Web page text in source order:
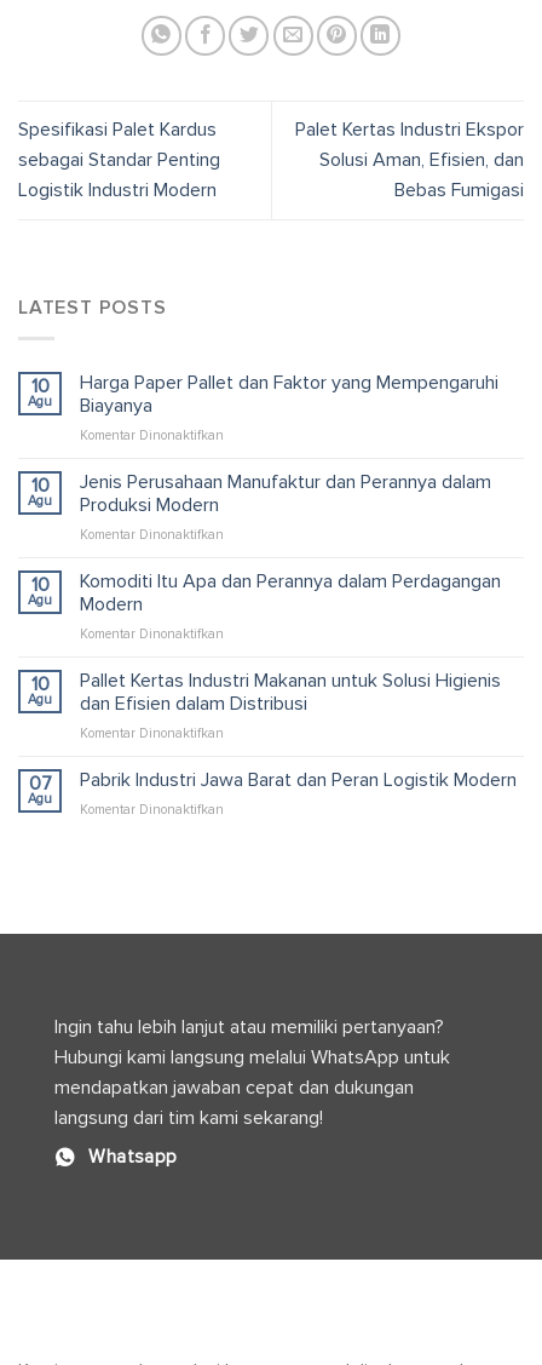
Spesifikasi Palet Kardus
sebagai Standar Penting
Logistik Industri Modern
Palet Kertas Industri Ekspor
Solusi Aman, Efisien, dan
Bebas Fumigasi
LATEST POSTS
10
Agu
Harga Paper Pallet dan Faktor yang Mempengaruhi
Biayanya
Komentar Dinonaktifkan
Paper
Mempengaruhi
10
Agu
Jenis Perusahaan Manufaktur dan Perannya dalam
Produksi Modern
Komentar Dinonaktifkan
Perusahaan
Produksi
Modern
10
Agu
Komoditi Itu Apa dan Perannya dalam Perdagangan
Modern
Komentar Dinonaktifkan
Itu
Apa
dan
Perdagangan
10
Agu
Pallet Kertas Industri Makanan untuk Solusi Higienis
dan Efisien dalam Distribusi
Komentar Dinonaktifkan
Kertas
dalam
07
Agu
Pabrik Industri Jawa Barat dan Peran Logistik Modern
Komentar Dinonaktifkan
Peran
Ingin tahu lebih lanjut atau memiliki pertanyaan?
Hubungi kami langsung melalui WhatsApp untuk
mendapatkan jawaban cepat dan dukungan
langsung dari tim kami sekarang!
Whatsapp